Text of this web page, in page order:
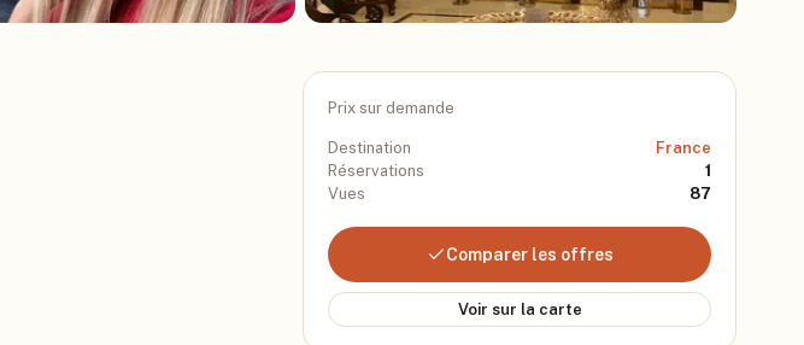
Prix sur demande
Destination
France
Réservations
1
Vues
87
Comparer les offres
Voir sur la carte